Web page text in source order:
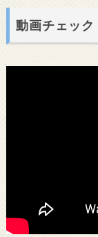
動画チェック